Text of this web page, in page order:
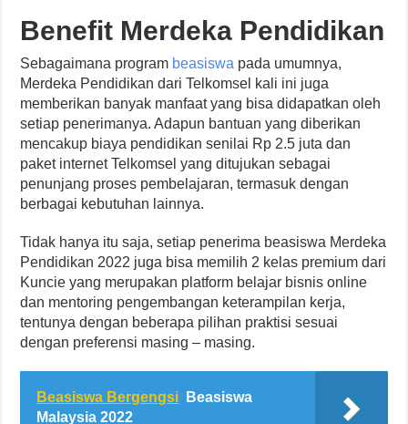
Benefit Merdeka Pendidikan
Sebagaimana program beasiswa pada umumnya,
Merdeka Pendidikan dari Telkomsel kali ini juga
memberikan banyak manfaat yang bisa didapatkan oleh
setiap penerimanya. Adapun bantuan yang diberikan
mencakup biaya pendidikan senilai Rp 2.5 juta dan
paket internet Telkomsel yang ditujukan sebagai
penunjang proses pembelajaran, termasuk dengan
berbagai kebutuhan lainnya.
Tidak hanya itu saja, setiap penerima beasiswa Merdeka
Pendidikan 2022 juga bisa memilih 2 kelas premium dari
Kuncie yang merupakan platform belajar bisnis online
dan mentoring pengembangan keterampilan kerja,
tentunya dengan beberapa pilihan praktisi sesuai
dengan preferensi masing – masing.
Beasiswa Bergengsi
Beasiswa
Malaysia 2022